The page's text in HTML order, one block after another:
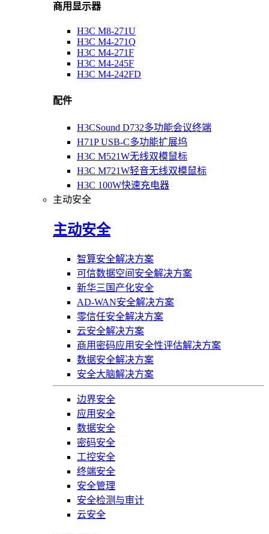
商用显示器
H3C M8-271U
H3C M4-271Q
H3C M4-271F
H3C M4-245F
H3C M4-242FD
配件
H3CSound D732多功能会议终端
H71P USB-C多功能扩展坞
H3C M521W无线双模鼠标
H3C M721W轻音无线双模鼠标
H3C 100W快速充电器
主动安全
主动安全
智算安全解决方案
可信数据空间安全解决方案
新华三国产化安全
AD-WAN安全解决方案
零信任安全解决方案
云安全解决方案
商用密码应用安全性评估解决方案
数据安全解决方案
安全大脑解决方案
边界安全
应用安全
数据安全
密码安全
工控安全
终端安全
安全管理
安全检测与审计
云安全